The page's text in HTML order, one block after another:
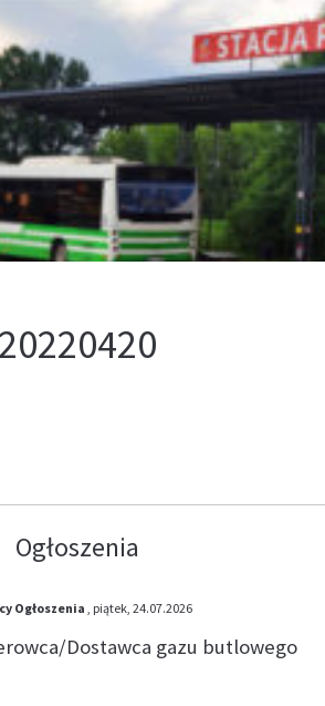
stan wodomierza
Kontakt
Oferta
20220420
Ogłoszenia
Ogłoszenia , piątek, 24.07.2026
Dostawca gazu butlowego